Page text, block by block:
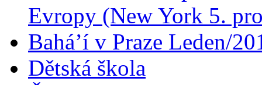
Evropy (New York 5.
Bahá’í v Praze Leden/
Dětská škola